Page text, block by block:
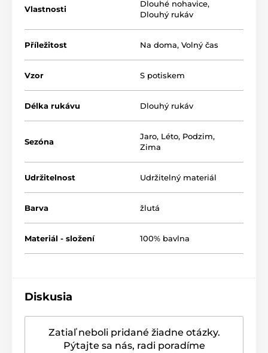
Materiál: 100% bavlna
Produkt je zaradený v kategóriách
Pyžama Dívčí pyžama dlouhá
Vlastnosti
Dlouhé nohavice,
Dlouhý rukáv
Příležitost Na doma, Volný čas
Vzor S potiskem
Délka rukávu Dlouhý rukáv
Sezóna
Jaro, Léto, Podzim,
Zima
Udržitelnost Udržitelný materiál
Barva žlutá
Materiál - složení 100% bavlna
Diskusia
Zatiaľ neboli pridané žiadne otázky.
Pýtajte sa nás, radi poradíme